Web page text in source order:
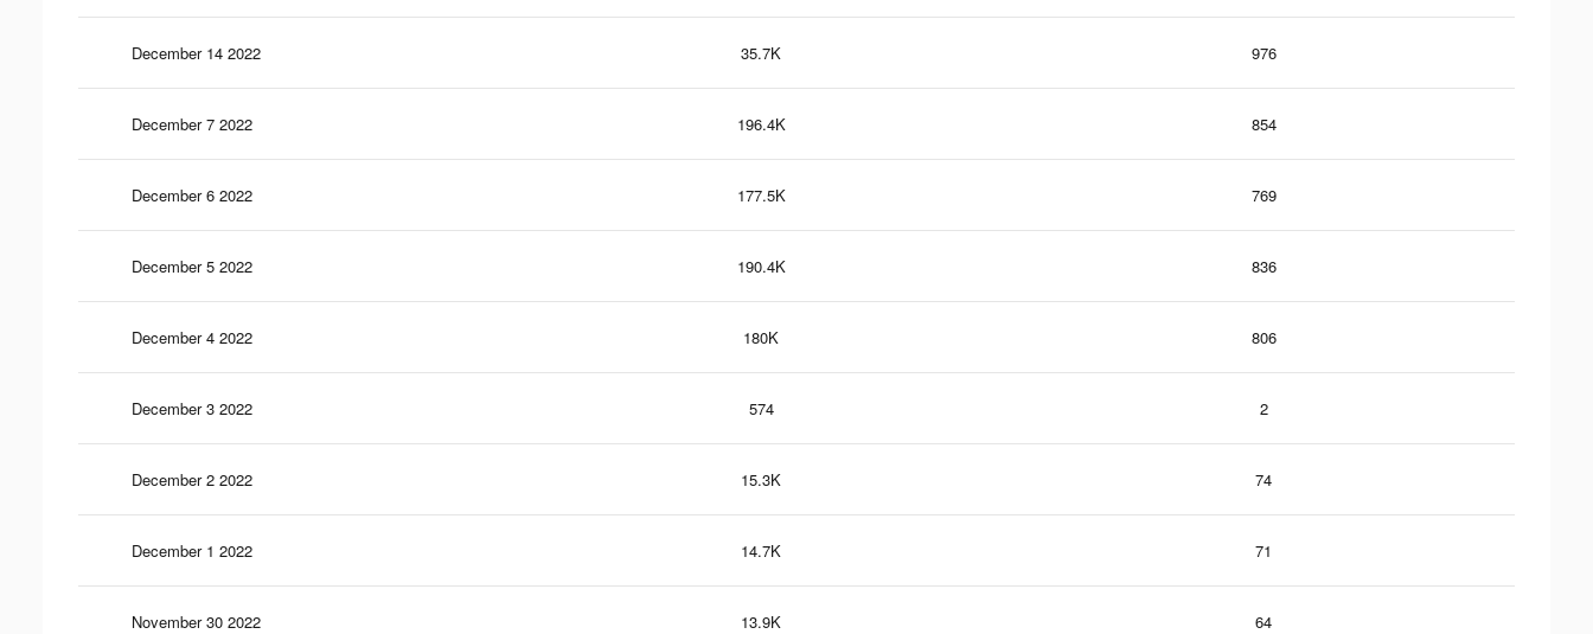
December 14 2022 35.7K 976
December 7 2022 196.4K 854
December 6 2022 177.5K 769
December 5 2022 190.4K 836
December 4 2022 180K 806
December 3 2022 574 2
December 2 2022 15.3K 74
December 1 2022 14.7K 71
November 30 2022 13.9K 64